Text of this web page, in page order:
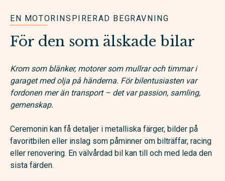
EN MOTORINSPIRERAD BEGRAVNING
För den som älskade bilar
Krom som blänker, motorer som mullrar och timmar i
garaget med olja på händerna. För bilentusiasten var
fordonen mer än transport – det var passion, samling,
gemenskap.
Ceremonin kan få detaljer i metalliska färger, bilder på
favoritbilen eller inslag som påminner om bilträffar, racing
eller renovering. En välvårdad bil kan till och med leda den
sista färden.